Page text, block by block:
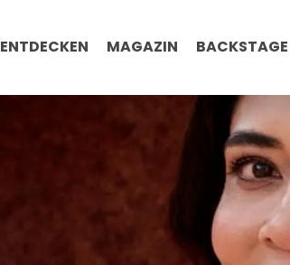
ENTDECKEN MAGAZIN BACKSTAGE